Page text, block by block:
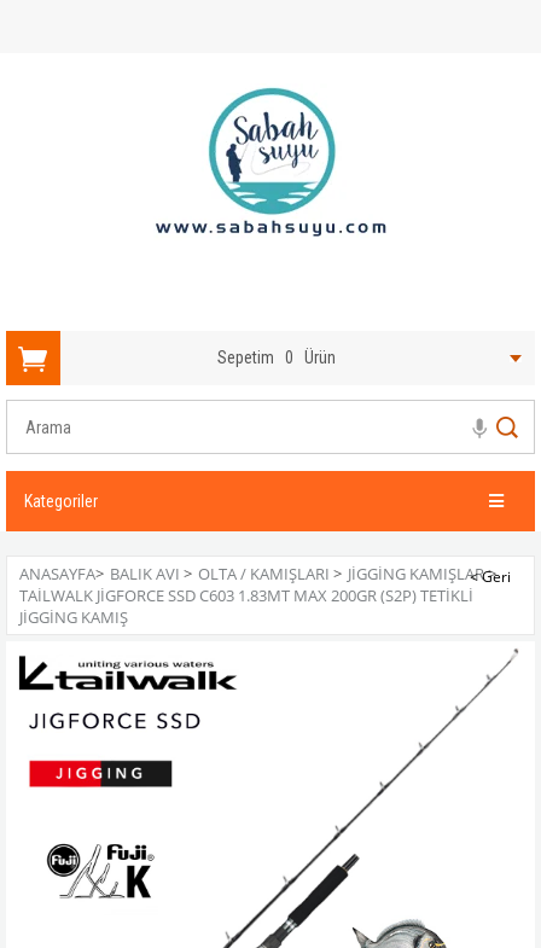
Sepetim 0 Ürün
Kategoriler
ANASAYFA> BALIK AVI > OLTA / KAMIŞLARI > JIGGING KAMIŞLAR>
TAILWALK JIGFORCE SSD C603 1.83MT MAX 200GR (S2P) TETIKLI
JIGGING KAMIŞ